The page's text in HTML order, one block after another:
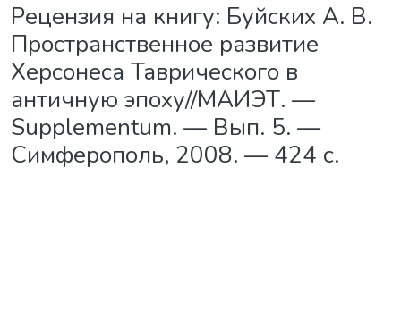
Рецензия на книгу: Буйских А. В.
Пространственное развитие
Херсонеса Таврического в
античную эпоху//МАИЭТ. —
Supplementum. — Вып. 5. —
Симферополь, 2008. — 424 с.